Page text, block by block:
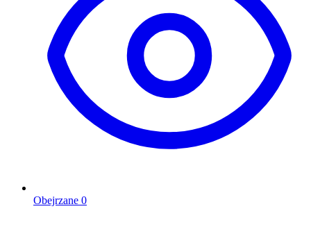
Obejrzane 0